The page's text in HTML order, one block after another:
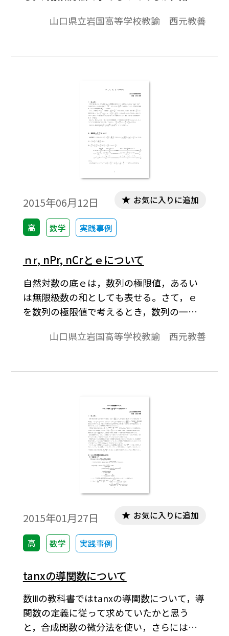
見受けられることがある。本稿では，対数
＝(cosX)cosx，ｙ＝(sinX)cosx，ｙ＝
て考察する。※文中の数式は，「Tosho数式
エディタ」で作成されています。ワード文書
で数式を正しく表示するためには，「Tosho
数式エディタ」が導入されていることが必
要です。無償ダウンロードはこちら→無償ダ
ウンロードのご案内
山口県立岩国高等学校教諭 西元教善
2015年06月12日
高 数学 実践事例
お気に入りに追加
ｎ r, nPr, nCrとｅについて
自然対数の底ｅは，数列の極限値，あるい
は無限級数の和としても表せる。さて，ｅ
を数列の極限値で考えるとき，数列の一般
に，異なるｎ個のものの中から異なるｒ個
てｒ個を一列に並べる重複順列の数ｎrが現
ある。 本稿では，極限値について考察す
る。※文中の数式は，「Tosho数式エディ
タ」で作成されています。ワード文書で数式
を正しく表示するためには，「Tosho数式エ
ディタ」が導入されていることが必要です。
無償ダウンロードはこちら→無償ダウンロ
山口県立岩国高等学校教諭 西元教善
2015年01月27日
高 数学 実践事例
お気に入りに追加
tanxの導関数について
数Ⅲの教科書ではtanxの導関数について，導
関数の定義に従って求めていたかと思う
と，合成関数の微分法を使い，さらには商